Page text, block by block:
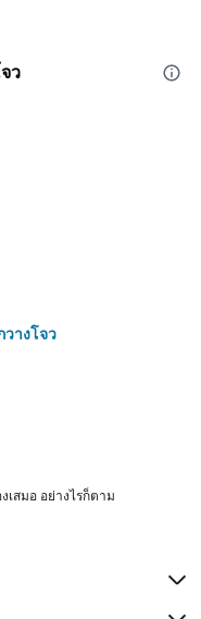
ว
างโจว
เสมอ อย่างไรก็ตาม